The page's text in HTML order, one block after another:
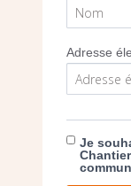
Adresse
Je